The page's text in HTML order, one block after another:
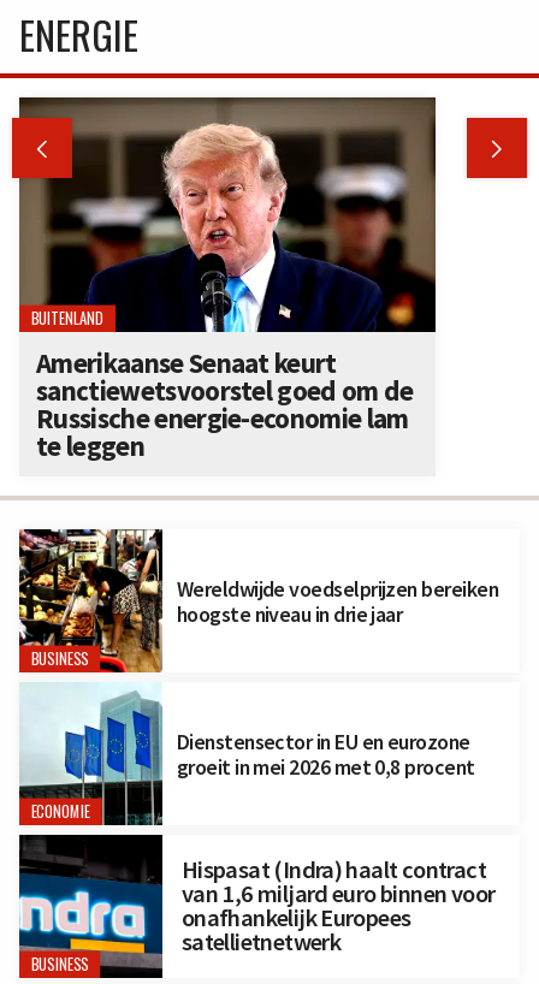
BUSINESS
Wereldwijde voedselprijzen bereiken
hoogste niveau in drie jaar
ECONOMIE
Dienstensector in EU en eurozone
groeit in mei 2026 met 0,8 procent
BUSINESS
Hispasat (Indra) haalt contract
van 1,6 miljard euro binnen voor
onafhankelijk Europees
satellietnetwerk
ENERGIE
 
BUITENLAND
Amerikaanse Senaat keurt
sanctiewetsvoorstel goed om de
Russische energie-economie lam
te leggen